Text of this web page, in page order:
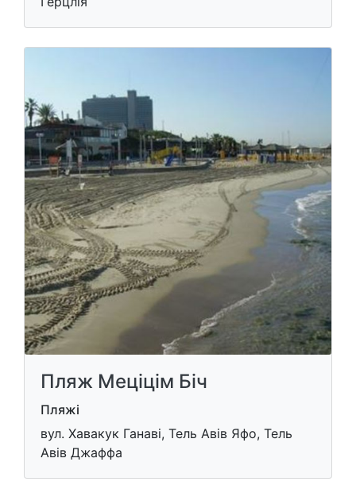
Пляж Меціцім Біч
Пляжі
вул. Хавакук Ганаві, Тель Авів Яфо, Тель
Авів Джаффа